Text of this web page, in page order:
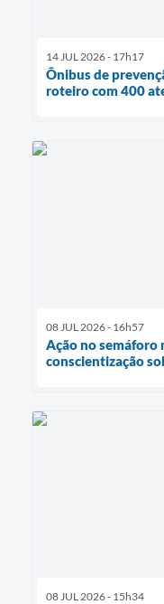
14 JUL 2026 - 17h17
Ônibus de
roteiro com 400
08 JUL 2026 - 16h57
Ação no semáforo
conscientização
08 JUL 2026 - 15h34